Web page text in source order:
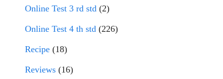
Online Test 3 rd std (2)
Online Test 4 th std (226)
Recipe (18)
Reviews (16)